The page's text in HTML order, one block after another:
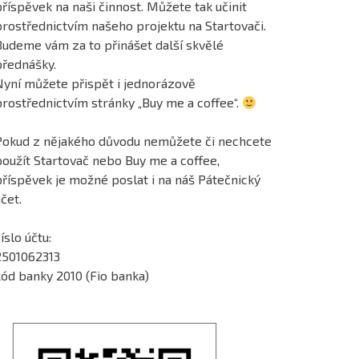
na naši činnost. Můžete tak učinit
našeho projektu na Startovači.
vám za to přinášet další skvělé
můžete přispět i jednorázově
stránky „Buy me a coffee“.
z nějakého důvodu nemůžete či nechcete
Startovač nebo Buy me a coffee,
je možné poslat i na náš Pátečnický
účtu:
banky 2010 (Fio banka)